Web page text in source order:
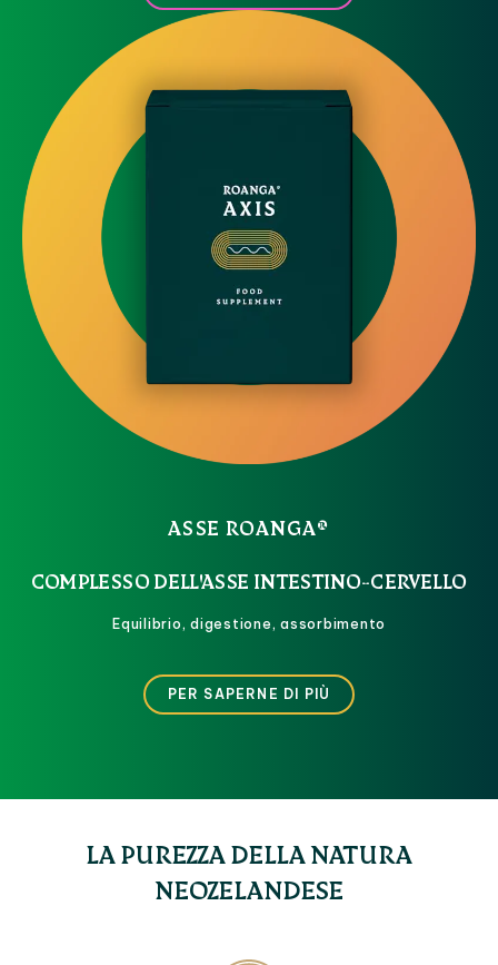
ASSE ROANGA®
COMPLESSO DELL'ASSE INTESTINO-CERVELLO
Equilibrio, digestione, assorbimento
PER SAPERNE DI PIÙ
LA PUREZZA DELLA NATURA
NEOZELANDESE